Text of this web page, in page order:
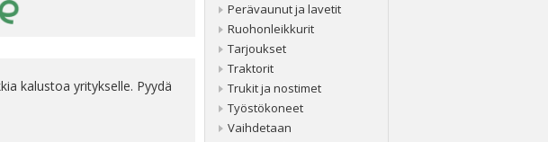
kalustoa yritykselle. Pyydä
Perävaunut ja lavetit
Ruohonleikkurit
Tarjoukset
Traktorit
Trukit ja nostimet
Työstökoneet
Vaihdetaan